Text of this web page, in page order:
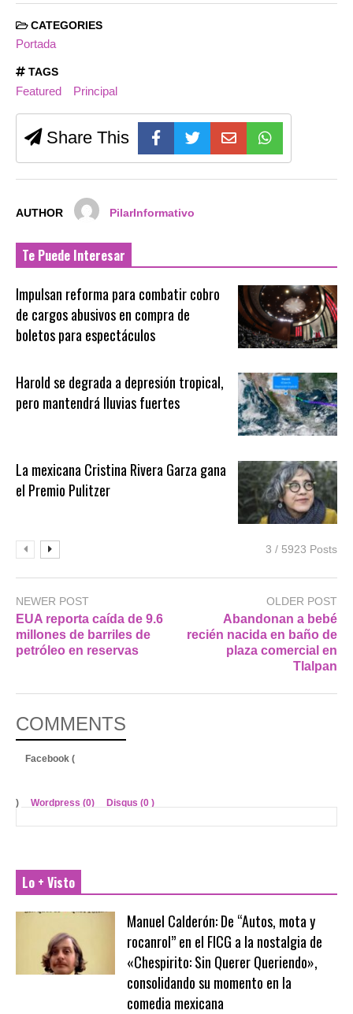
CATEGORIES
Portada
TAGS
Featured Principal
Share This
AUTHOR PilarInformativo
Te Puede Interesar
Impulsan reforma para combatir cobro
de cargos abusivos en compra de
boletos para espectáculos
Harold se degrada a depresión tropical,
pero mantendrá lluvias fuertes
La mexicana Cristina Rivera Garza gana
el Premio Pulitzer
3 / 5923 Posts
NEWER POST
EUA reporta caída de 9.6
millones de barriles de
petróleo en reservas
OLDER POST
Abandonan a bebé
recién nacida en baño de
plaza comercial en
Tlalpan
COMMENTS
Facebook (
) Wordpress (0) Disqus (0 )
Lo + Visto
Manuel Calderón: De “Autos, mota y
rocanrol” en el FICG a la nostalgia de
«Chespirito: Sin Querer Queriendo»,
consolidando su momento en la
comedia mexicana